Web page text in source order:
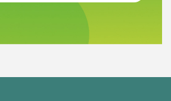
migrenu: komorbiditeti, spolne
onkološke dijagnostike
u ljekarničkoj praksi –